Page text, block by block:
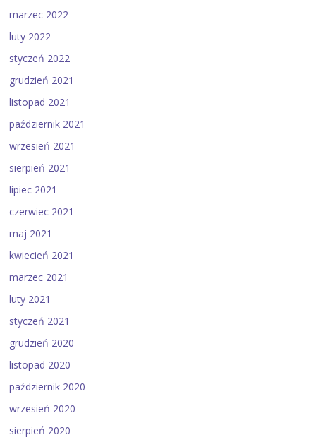
marzec 2022
luty 2022
styczeń 2022
grudzień 2021
listopad 2021
październik 2021
wrzesień 2021
sierpień 2021
lipiec 2021
czerwiec 2021
maj 2021
kwiecień 2021
marzec 2021
luty 2021
styczeń 2021
grudzień 2020
listopad 2020
październik 2020
wrzesień 2020
sierpień 2020